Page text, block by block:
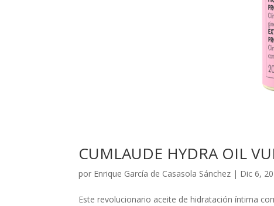
CUMLAUDE HYDRA OIL
por Enrique García de Casasola Sánchez | Dic 6,
Este revolucionario aceite de hidratación íntima